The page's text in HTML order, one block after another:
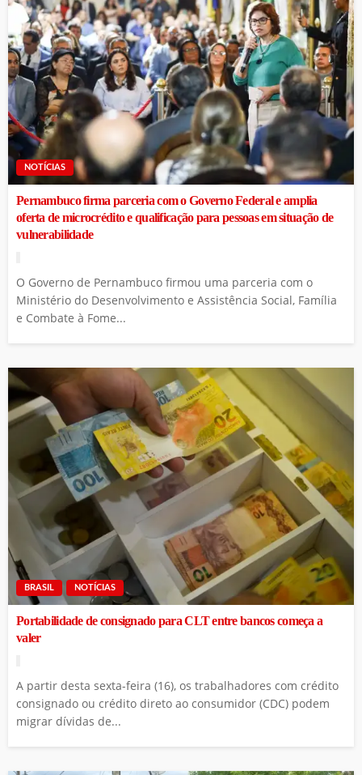
NOTÍCIAS
Pernambuco firma parceria com o Governo Federal e amplia
oferta de microcrédito e qualificação para pessoas em situação de
vulnerabilidade
O Governo de Pernambuco firmou uma parceria com o
Ministério do Desenvolvimento e Assistência Social, Família
e Combate à Fome...
BRASIL NOTÍCIAS
Portabilidade de consignado para CLT entre bancos começa a
valer
A partir desta sexta-feira (16), os trabalhadores com crédito
consignado ou crédito direto ao consumidor (CDC) podem
migrar dívidas de...